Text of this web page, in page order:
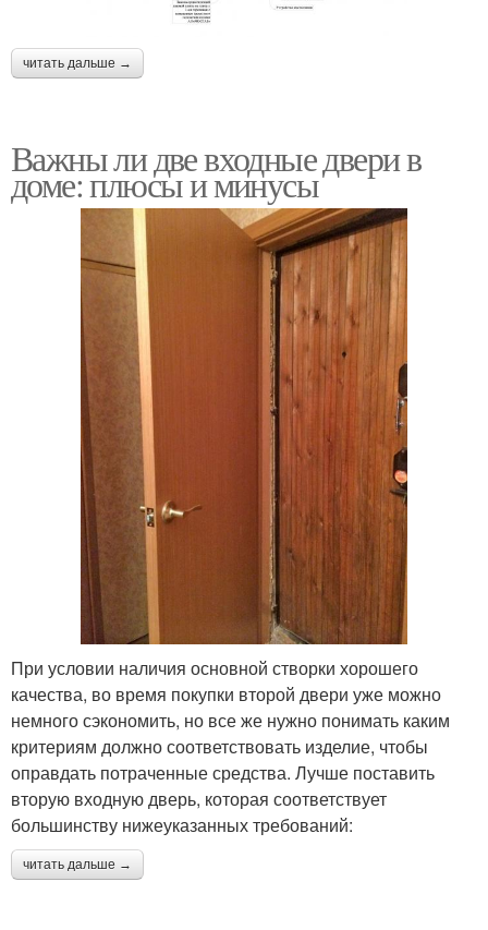
читать дальше →
Важны ли две входные двери в
доме: плюсы и минусы
При условии наличия основной створки хорошего
качества, во время покупки второй двери уже можно
немного сэкономить, но все же нужно понимать каким
критериям должно соответствовать изделие, чтобы
оправдать потраченные средства. Лучше поставить
вторую входную дверь, которая соответствует
большинству нижеуказанных требований:
читать дальше →